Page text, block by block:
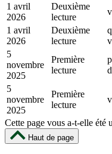
1 avril
2026
Deuxième
lecture
1 avril
2026
Deuxième
lecture
5
novembre
2025
Première
lecture
5
novembre
2025
Première
lecture
Cette page vous a-t-elle été
Haut de page